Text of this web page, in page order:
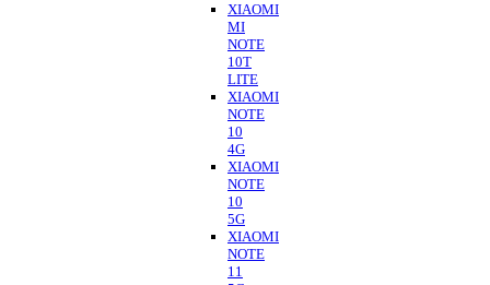
XIAOMI
MI
NOTE
10T
LITE
XIAOMI
NOTE
10
4G
XIAOMI
NOTE
10
5G
XIAOMI
NOTE
11